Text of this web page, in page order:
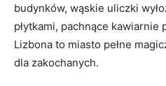
budynków, wąskie uliczki
płytkami, pachnące kawiarnie
Lizbona to miasto pełne
dla zakochanych.